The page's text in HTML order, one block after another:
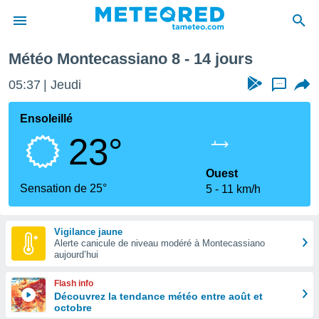
de
Météo Montecassiano 8 - 14 jours
05:37 Jeudi ...
Ensoleillé
23°
Sensation de 25°
Ouest
5
11 km/h
Vigilance jaune
Alerte canicule de niveau modéré à Montecassiano
aujourd’hui
Flash info
Découvrez la tendance météo entre août et
octobre